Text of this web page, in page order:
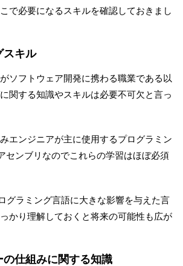
で必要になるスキルを確認しておきまし
スキル
ソフトウェア開発に携わる職業である以
関する知識やスキルは必要不可欠と言っ
エンジニアが主に使用するプログラミン
センブリなのでこれらの学習はほぼ必須
グラミング言語に大きな影響を与えた言
かり理解しておくと将来の可能性も広が
の仕組みに関する知識